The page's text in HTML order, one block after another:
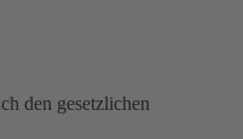
den gesetzlichen